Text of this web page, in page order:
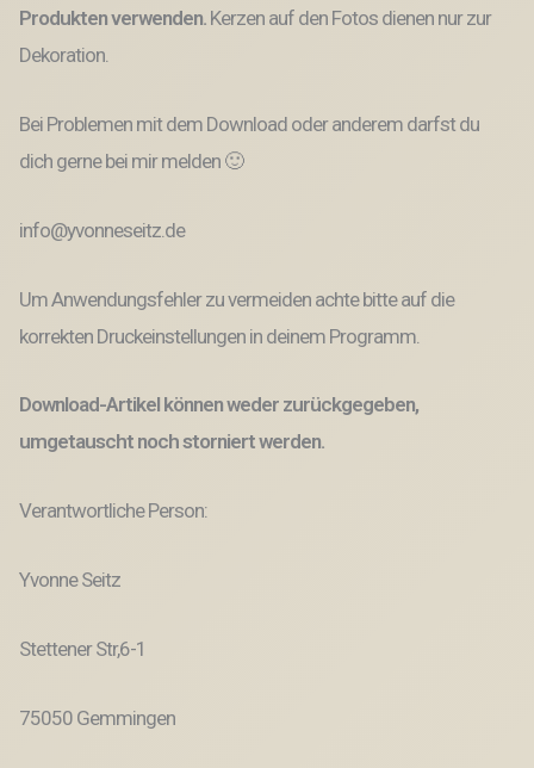
Produkten verwenden. Kerzen auf den Fotos dienen nur zur
Dekoration.
Bei Problemen mit dem Download oder anderem darfst du
dich gerne bei mir melden 🙂
info@yvonneseitz.de
Um Anwendungsfehler zu vermeiden achte bitte auf die
korrekten Druckeinstellungen in deinem Programm.
Download-Artikel können weder zurückgegeben,
umgetauscht noch storniert werden.
Verantwortliche Person:
Yvonne Seitz
Stettener Str,6-1
75050 Gemmingen